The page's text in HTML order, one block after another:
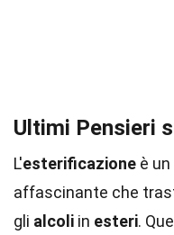
Ultimi Pensieri
L'esterificazione è
affascinante che
gli alcoli in esteri.